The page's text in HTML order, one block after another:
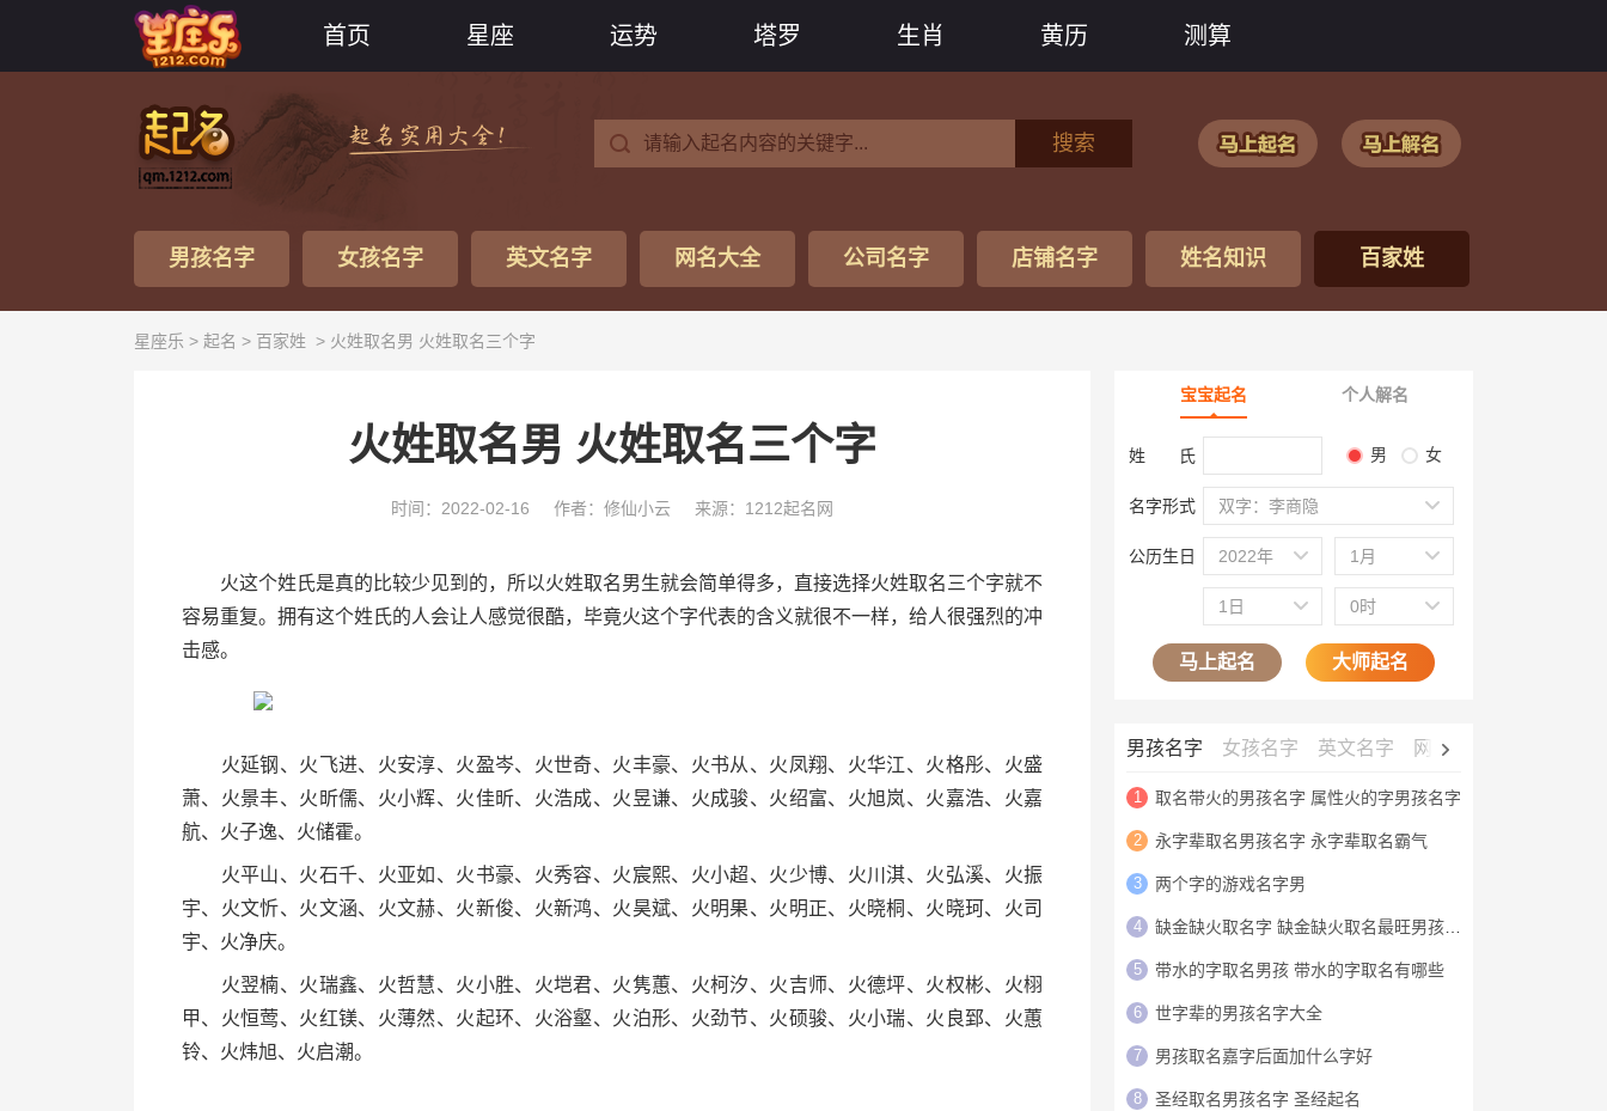
首页 星座 运势 塔罗 生肖 黄历 测算
搜索
男孩名字 女孩名字 英文名字 网名大全 公司名字 店铺名字 姓名知识 百家姓
星座乐 > 起名 > 百家姓 > 火姓取名男 火姓取名三个字
火姓取名男 火姓取名三个字
时间：2022-02-16 作者：修仙小云 来源：1212起名网
火这个姓氏是真的比较少见到的，所以火姓取名男生就会简单得多，直接选择火姓取名三个字就不
容易重复。拥有这个姓氏的人会让人感觉很酷，毕竟火这个字代表的含义就很不一样，给人很强烈的冲
击感。
火延钢、火飞进、火安淳、火盈岑、火世奇、火丰豪、火书从、火凤翔、火华江、火格彤、火盛
萧、火景丰、火昕儒、火小辉、火佳昕、火浩成、火昱谦、火成骏、火绍富、火旭岚、火嘉浩、火嘉
航、火子逸、火储霍。
火平山、火石千、火亚如、火书豪、火秀容、火宸熙、火小超、火少博、火川淇、火弘溪、火振
宇、火文忻、火文涵、火文赫、火新俊、火新鸿、火昊斌、火明果、火明正、火晓桐、火晓珂、火司
宇、火净庆。
火翌楠、火瑞鑫、火哲慧、火小胜、火垲君、火隽蕙、火柯汐、火吉师、火德坪、火权彬、火栩
甲、火恒莺、火红镁、火薄然、火起环、火浴壑、火泊形、火劲节、火硕骏、火小瑞、火良郅、火蕙
铃、火炜旭、火启潮。
宝宝起名 个人解名
姓 氏 男 女
名字形式 双字：李商隐
公历生日 2022年 1月
1日 0时
马上起名 大师起名
男孩名字 女孩名字 英文名字 网名大全
1 取名带火的男孩名字 属性火的字男孩名字
2 永字辈取名男孩名字 永字辈取名霸气
3 两个字的游戏名字男
4 缺金缺火取名字 缺金缺火取名最旺男孩名字
5 带水的字取名男孩 带水的字取名有哪些
6 世字辈的男孩名字大全
7 男孩取名嘉字后面加什么字好
8 圣经取名男孩名字 圣经起名